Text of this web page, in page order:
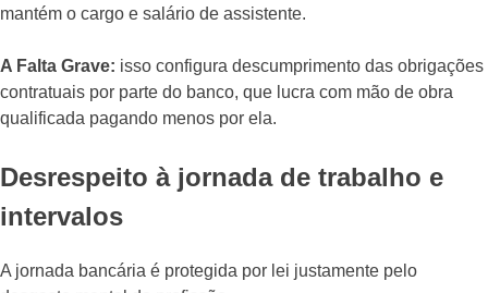
mantém o cargo e salário de assistente.
A Falta Grave: isso configura descumprimento das obrigações
contratuais por parte do banco, que lucra com mão de obra
qualificada pagando menos por ela.
Desrespeito à jornada de trabalho e
intervalos
A jornada bancária é protegida por lei justamente pelo